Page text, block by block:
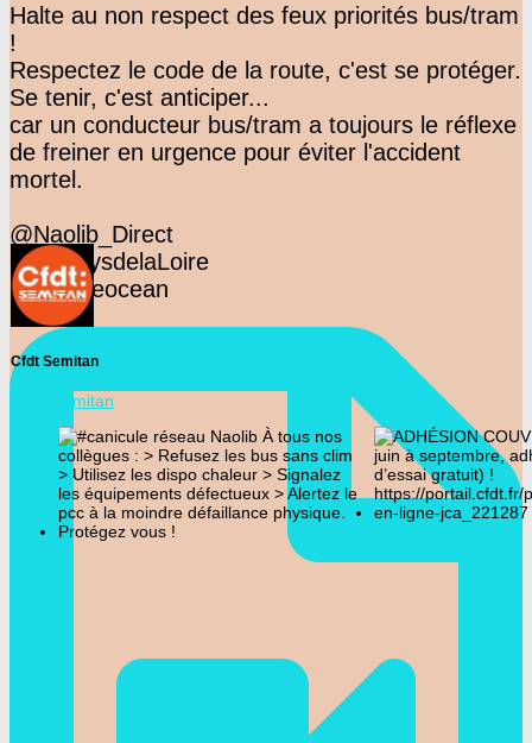
Halte au non respect des feux priorités bus/tram
!
Respectez le code de la route, c'est se protéger.
Se tenir, c'est anticiper...
car un conducteur bus/tram a toujours le réflexe
de freiner en urgence pour éviter l'accident
mortel.
@Naolib_Direct
@F3PaysdelaLoire
@presseocean
Cfdt Semitan
@cfdtsemitan